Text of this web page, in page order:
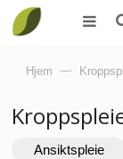
Hjem —
Ansiktspleie